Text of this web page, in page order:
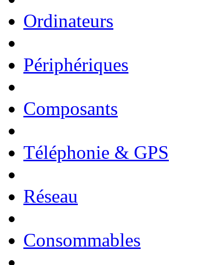
Ordinateurs
Périphériques
Composants
Téléphonie & GPS
Réseau
Consommables